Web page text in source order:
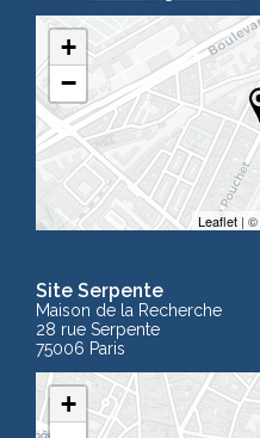
+
−
Leaflet | ©
Site Serpente
Maison de la Recherche
28 rue Serpente
75006 Paris
+